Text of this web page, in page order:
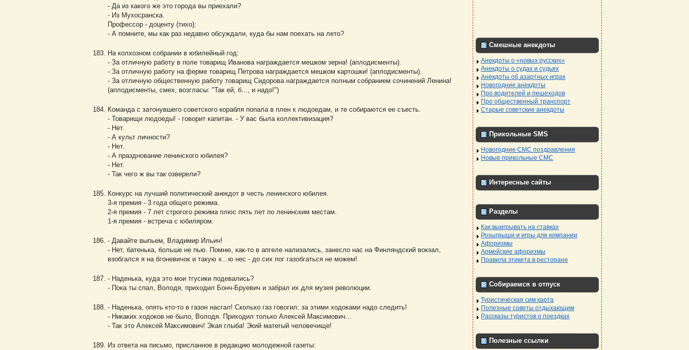
- Да из какого же это города вы приехали?
- Из Мухосранска.
Профессор - доценту (тихо):
- А помните, мы как раз недавно обсуждали, куда бы нам поехать на лето?
На колхозном собрании в юбилейный год:
- За отличную работу в поле товарищ Иванова награждается мешком зерна! (аплодисменты).
- За отличную работу на ферме товарищ Петрова награждается мешком картошки! (аплодисменты).
- За отличную общественную работу товарищ Сидорова награждается полным собранием сочинений Ленина!
(аплодисменты, смех, возгласы: "Так ей, б..., и надо!")
Команда с затонувшего советского корабля попала в плен к людоедам, и те собираются ее съесть.
- Товарищи людоеды! - говорит капитан. - У вас была коллективизация?
- Нет.
- А культ личности?
- Нет.
- А празднование ленинского юбилея?
- Нет.
- Так чего ж вы так озверели?
Конкурс на лучший политический анекдот в честь ленинского юбилея.
3-я премия - 3 года общего режима.
2-я премия - 7 лет строгого режима плюс пять лет по ленинским местам.
1-я премия - встреча с юбиляром.
- Давайте выпьем, Владимир Ильич!
- Нет, батенька, больше не пью. Помню, как-то в апгеле нализались, занесло нас на Финляндский вокзал,
взобгался я на бгоневичок и такую х...ю нес - до сих пог газобгаться не можем!
- Наденька, куда это мои тгусики подевались?
- Пока ты спал, Володя, приходил Бонч-Бруевич и забрал их для музея революции.
- Наденька, опять кто-то в газон насгал! Сколько газ говогил: за этими ходоками надо следить!
- Никаких ходоков не было, Володя. Приходил только Алексей Максимович...
- Так это Алексей Максимович! Экая глыба! Экий матегый человечище!
Из ответа на письмо, присланное в редакцию молодежной газеты:
Смешные анекдоты
Анекдоты о «новых русских»
Анекдоты о судах и судьях
Анекдоты об азартных играх
Новогодние анекдоты
Про водителей и пешеходов
Про общественный транспорт
Старые советские анекдоты
Прикольные SMS
Новогодние СМС поздравления
Новые прикольные СМС
Интересные сайты
Разделы
Как выигрывать на ставках
Розыгрыши и игры для компании
Афоризмы
Армейские афоризмы
Правила этикета в ресторане
Собираемся в отпуск
Туристическая сим карта
Полезные советы отдыхающим
Рассказы туристов о поездках
Полезные ссылки